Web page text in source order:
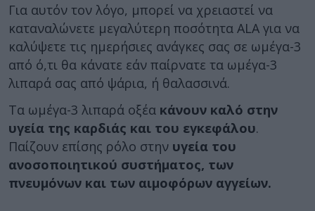
Για αυτόν τον λόγο, μπορεί να χρειαστεί να
καταναλώνετε μεγαλύτερη ποσότητα ALA για να
καλύψετε τις ημερήσιες ανάγκες σας σε ωμέγα-3
από ό,τι θα κάνατε εάν παίρνατε τα ωμέγα-3
λιπαρά σας από ψάρια, ή θαλασσινά.
Τα ωμέγα-3 λιπαρά οξέα κάνουν καλό στην
υγεία της καρδιάς και του εγκεφάλου.
Παίζουν επίσης ρόλο στην υγεία του
ανοσοποιητικού συστήματος, των
πνευμόνων και των αιμοφόρων αγγείων.